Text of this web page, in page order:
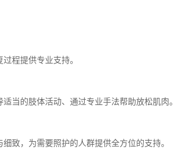
程提供专业支持。
当的肢体活动、通过专业手法帮助放松肌肉。
致，为需要照护的人群提供全方位的支持。